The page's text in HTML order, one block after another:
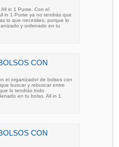
in 1 Purse. Con el
in 1 Purse ya no tendrás que
lo que necesites, porque lo
y ordenado en tu
CON
el organizador de bolsos con
buscar y rebuscar entre
lo tendrás todo
en tu bolso. All in 1
CON